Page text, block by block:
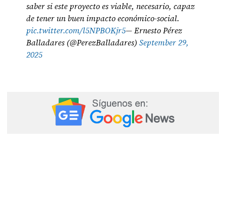
saber si este proyecto es viable, necesario, capaz
de tener un buen impacto económico-social.
pic.twitter.com/l5NPBOKjr5— Ernesto Pérez
Balladares (@PerezBalladares)September 29,
2025